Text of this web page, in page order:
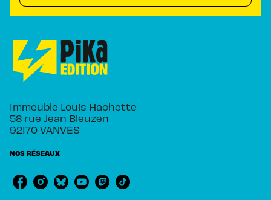
Immeuble Louis Hachette
58 rue Jean Bleuzen
92170 VANVES
NOS RÉSEAUX